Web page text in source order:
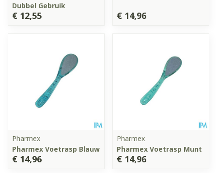
Dubbel Gebruik
€ 12,55 € 14,96
Pharmex
Pharmex Voetrasp Blauw
€ 14,96
Pharmex
Pharmex Voetrasp Munt
€ 14,96